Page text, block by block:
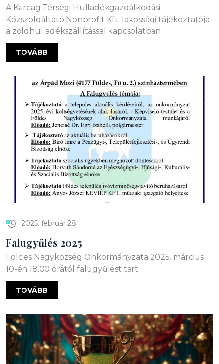
A Karcag Térségi Hulladékgazdálkodási
Közszolgáltató Nonprofit Kft. lakossági tájékoztatója
a zöldhulladékszállítással kapcsolatban
TOVÁBB
2025. február 28.
Falugyűlés 2025
Földes Nagyközség Önkormányzata 2025. március
10-én 18.00 órától falugyűlést tart
TOVÁBB